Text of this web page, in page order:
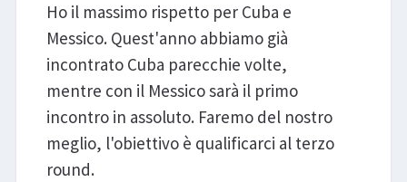
Ho il massimo rispetto per Cuba e
Messico. Quest'anno abbiamo già
incontrato Cuba parecchie volte,
mentre con il Messico sarà il primo
incontro in assoluto. Faremo del nostro
meglio, l'obiettivo è qualificarci al terzo
round.